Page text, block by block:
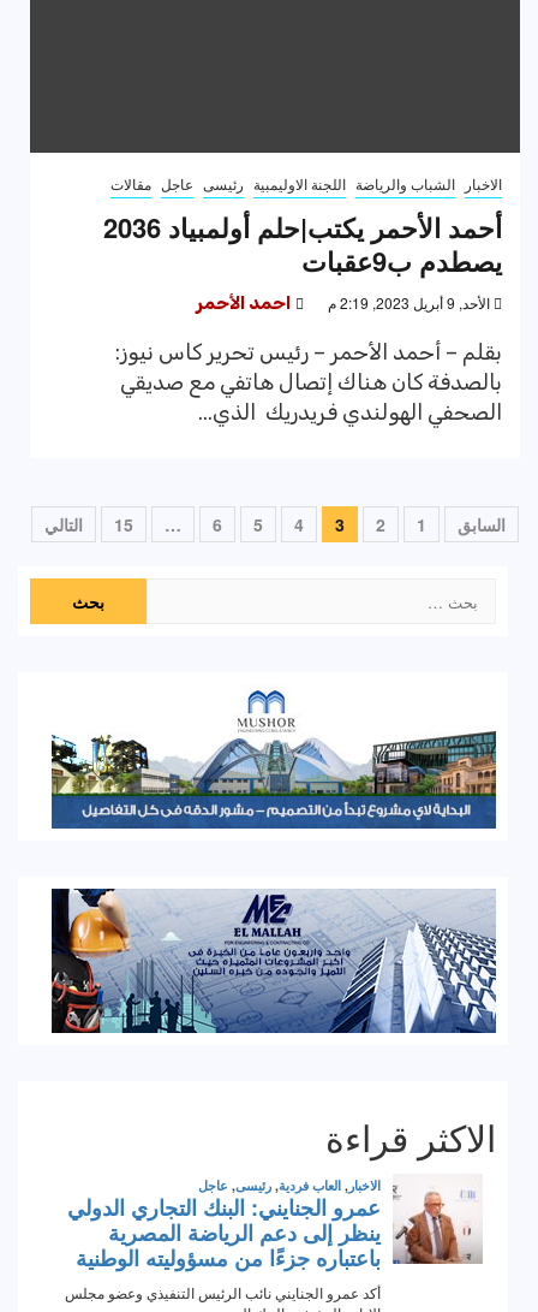
الاخبار الشباب والرياضة اللجنة الاوليمبية رئيسى عاجل مقالات
أحمد الأحمر يكتب|حلم أولمبياد 2036
يصطدم ب9عقبات
الأحد, 9 أبريل 2023, 2:19 م احمد الأحمر
بقلم – أحمد الأحمر – رئيس تحرير كاس نيوز:
بالصدفة كان هناك إتصال هاتفي مع صديقي
الصحفي الهولندي فريدريك الذي...
تعدد
المقالات
السابق 1
2
3
4
5
6
…
15 التالي
عن:
الاكثر قراءة